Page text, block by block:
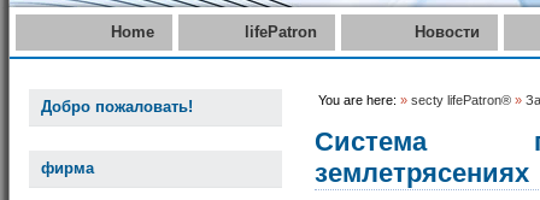
Home lifePatron Новости
Добро пожаловать!
фирма
You are here: » secty lifePatron® »
Система
землетрясениях